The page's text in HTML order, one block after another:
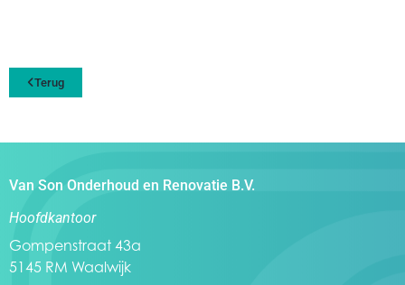
Terug
Van Son Onderhoud en Renovatie B.V.
Hoofdkantoor
Gompenstraat 43a
5145 RM Waalwijk